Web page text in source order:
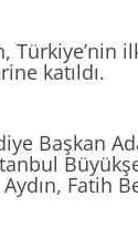
Türkiye’nin
katıldı.
Başkan
Fatih